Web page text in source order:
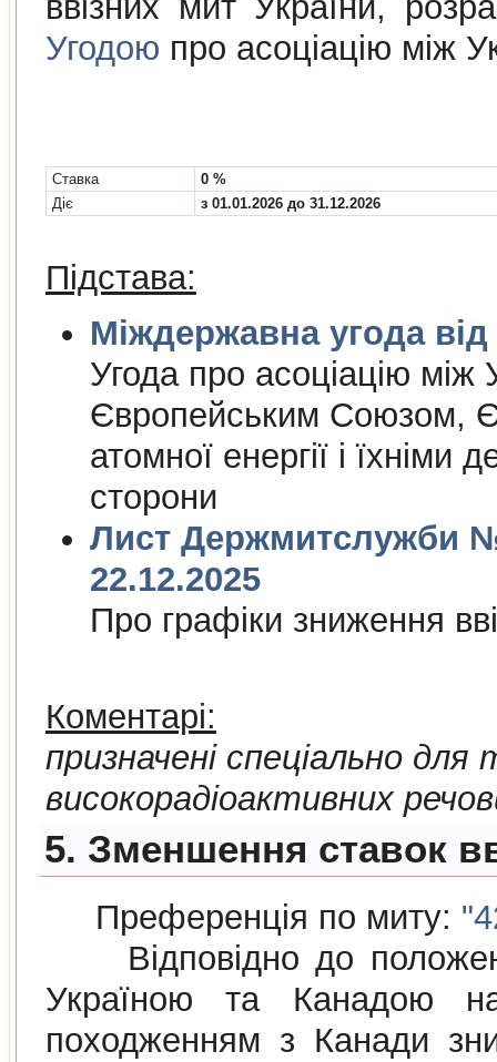
Угодою про асоціацію між
Cтавка
0 %
Діє
з 01.01.2026 до 31.12.2026
Підстава:
Угода про асоцiацiю мiж
Європейським Союзом,
атомної енергiї i їхнiми
сторони
Лист Держмитслужби №
22.12.2025
Про графiки зниження
Коментарі:
призначені спеціально
високорадіоактивних
5. Зменшення ставок
Преференція по миту:
Відповідно до
Україною та Канадою
походженням з Канади